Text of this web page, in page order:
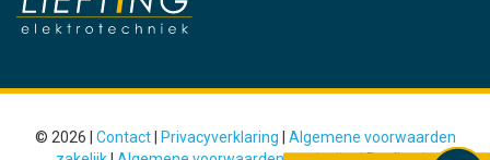
© 2026 | Contact| Privacyverklaring
Algemene voorwaarden